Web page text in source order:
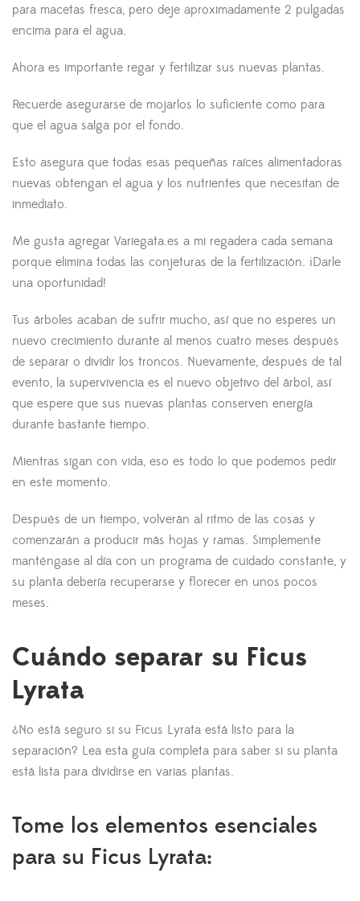
para macetas fresca, pero deje aproximadamente 2 pulgadas
encima para el agua.
Ahora es importante regar y fertilizar sus nuevas plantas.
Recuerde asegurarse de mojarlos lo suficiente como para
que el agua salga por el fondo.
Esto asegura que todas esas pequeñas raíces alimentadoras
nuevas obtengan el agua y los nutrientes que necesitan de
inmediato.
Me gusta agregar Variegata.es a mi regadera cada semana
porque elimina todas las conjeturas de la fertilización. ¡Darle
una oportunidad!
Tus árboles acaban de sufrir mucho, así que no esperes un
nuevo crecimiento durante al menos cuatro meses después
de separar o dividir los troncos. Nuevamente, después de tal
evento, la supervivencia es el nuevo objetivo del árbol, así
que espere que sus nuevas plantas conserven energía
durante bastante tiempo.
Mientras sigan con vida, eso es todo lo que podemos pedir
en este momento.
Después de un tiempo, volverán al ritmo de las cosas y
comenzarán a producir más hojas y ramas. Simplemente
manténgase al día con un programa de cuidado constante, y
su planta debería recuperarse y florecer en unos pocos
meses.
Cuándo separar su Ficus
Lyrata
¿No está seguro si su Ficus Lyrata está listo para la
separación? Lea esta guía completa para saber si su planta
está lista para dividirse en varias plantas.
Tome los elementos esenciales
para su Ficus Lyrata: